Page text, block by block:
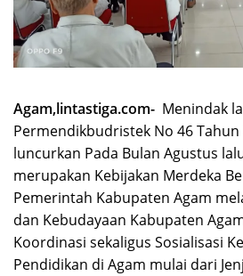
Agam,lintastiga.com- Menindak
Permendikbudristek No 46 Tahun
luncurkan Pada Bulan Agustus
merupakan Kebijakan Merdeka
Pemerintah Kabupaten Agam
dan Kebudayaan Kabupaten
Koordinasi sekaligus Sosialisasi
Pendidikan di Agam mulai dari